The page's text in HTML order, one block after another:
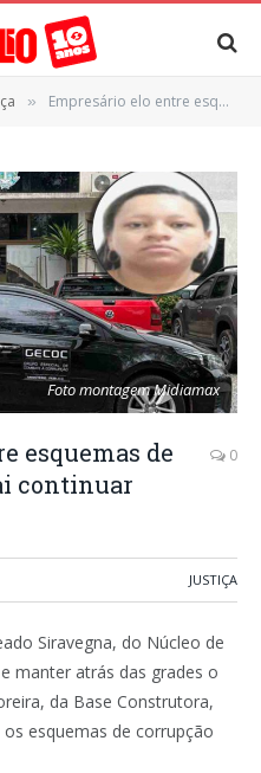
» Empresário elo entre esquemas de Terenos e Bonito vai continuar preso
Foto montagem Midiamax
esquemas de
continuar
0
JUSTIÇA
Siravegna, do Núcleo de
manter atrás das grades o
da Base Construtora,
esquemas de corrupção